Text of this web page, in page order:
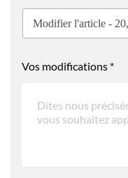
Vos modifications *